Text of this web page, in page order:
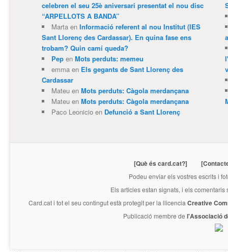
celebren el seu 25è aniversari presentat el nou disc
“ARPELLOTS A BANDA”
Martaen Informació referent al nou Institut (IES
Sant Llorenç des Cardassar). En quina fase ens
trobam? Quin camí queda?
Pepen Mots perduts: memeu
emmaen Els gegants de Sant Llorenç des
Cardassar
Mateuen Mots perduts: Càgola merdançana
Mateuen Mots perduts: Càgola merdançana
Paco Leonicioen Defunció a Sant Llorenç
[Què és card.cat?]
Podeu enviar els vostres escrits i
Els articles estan signats, i els
Card.cati tot el seu contingut està protegit per la llicencia Creative
Publicació membre de l'Associació